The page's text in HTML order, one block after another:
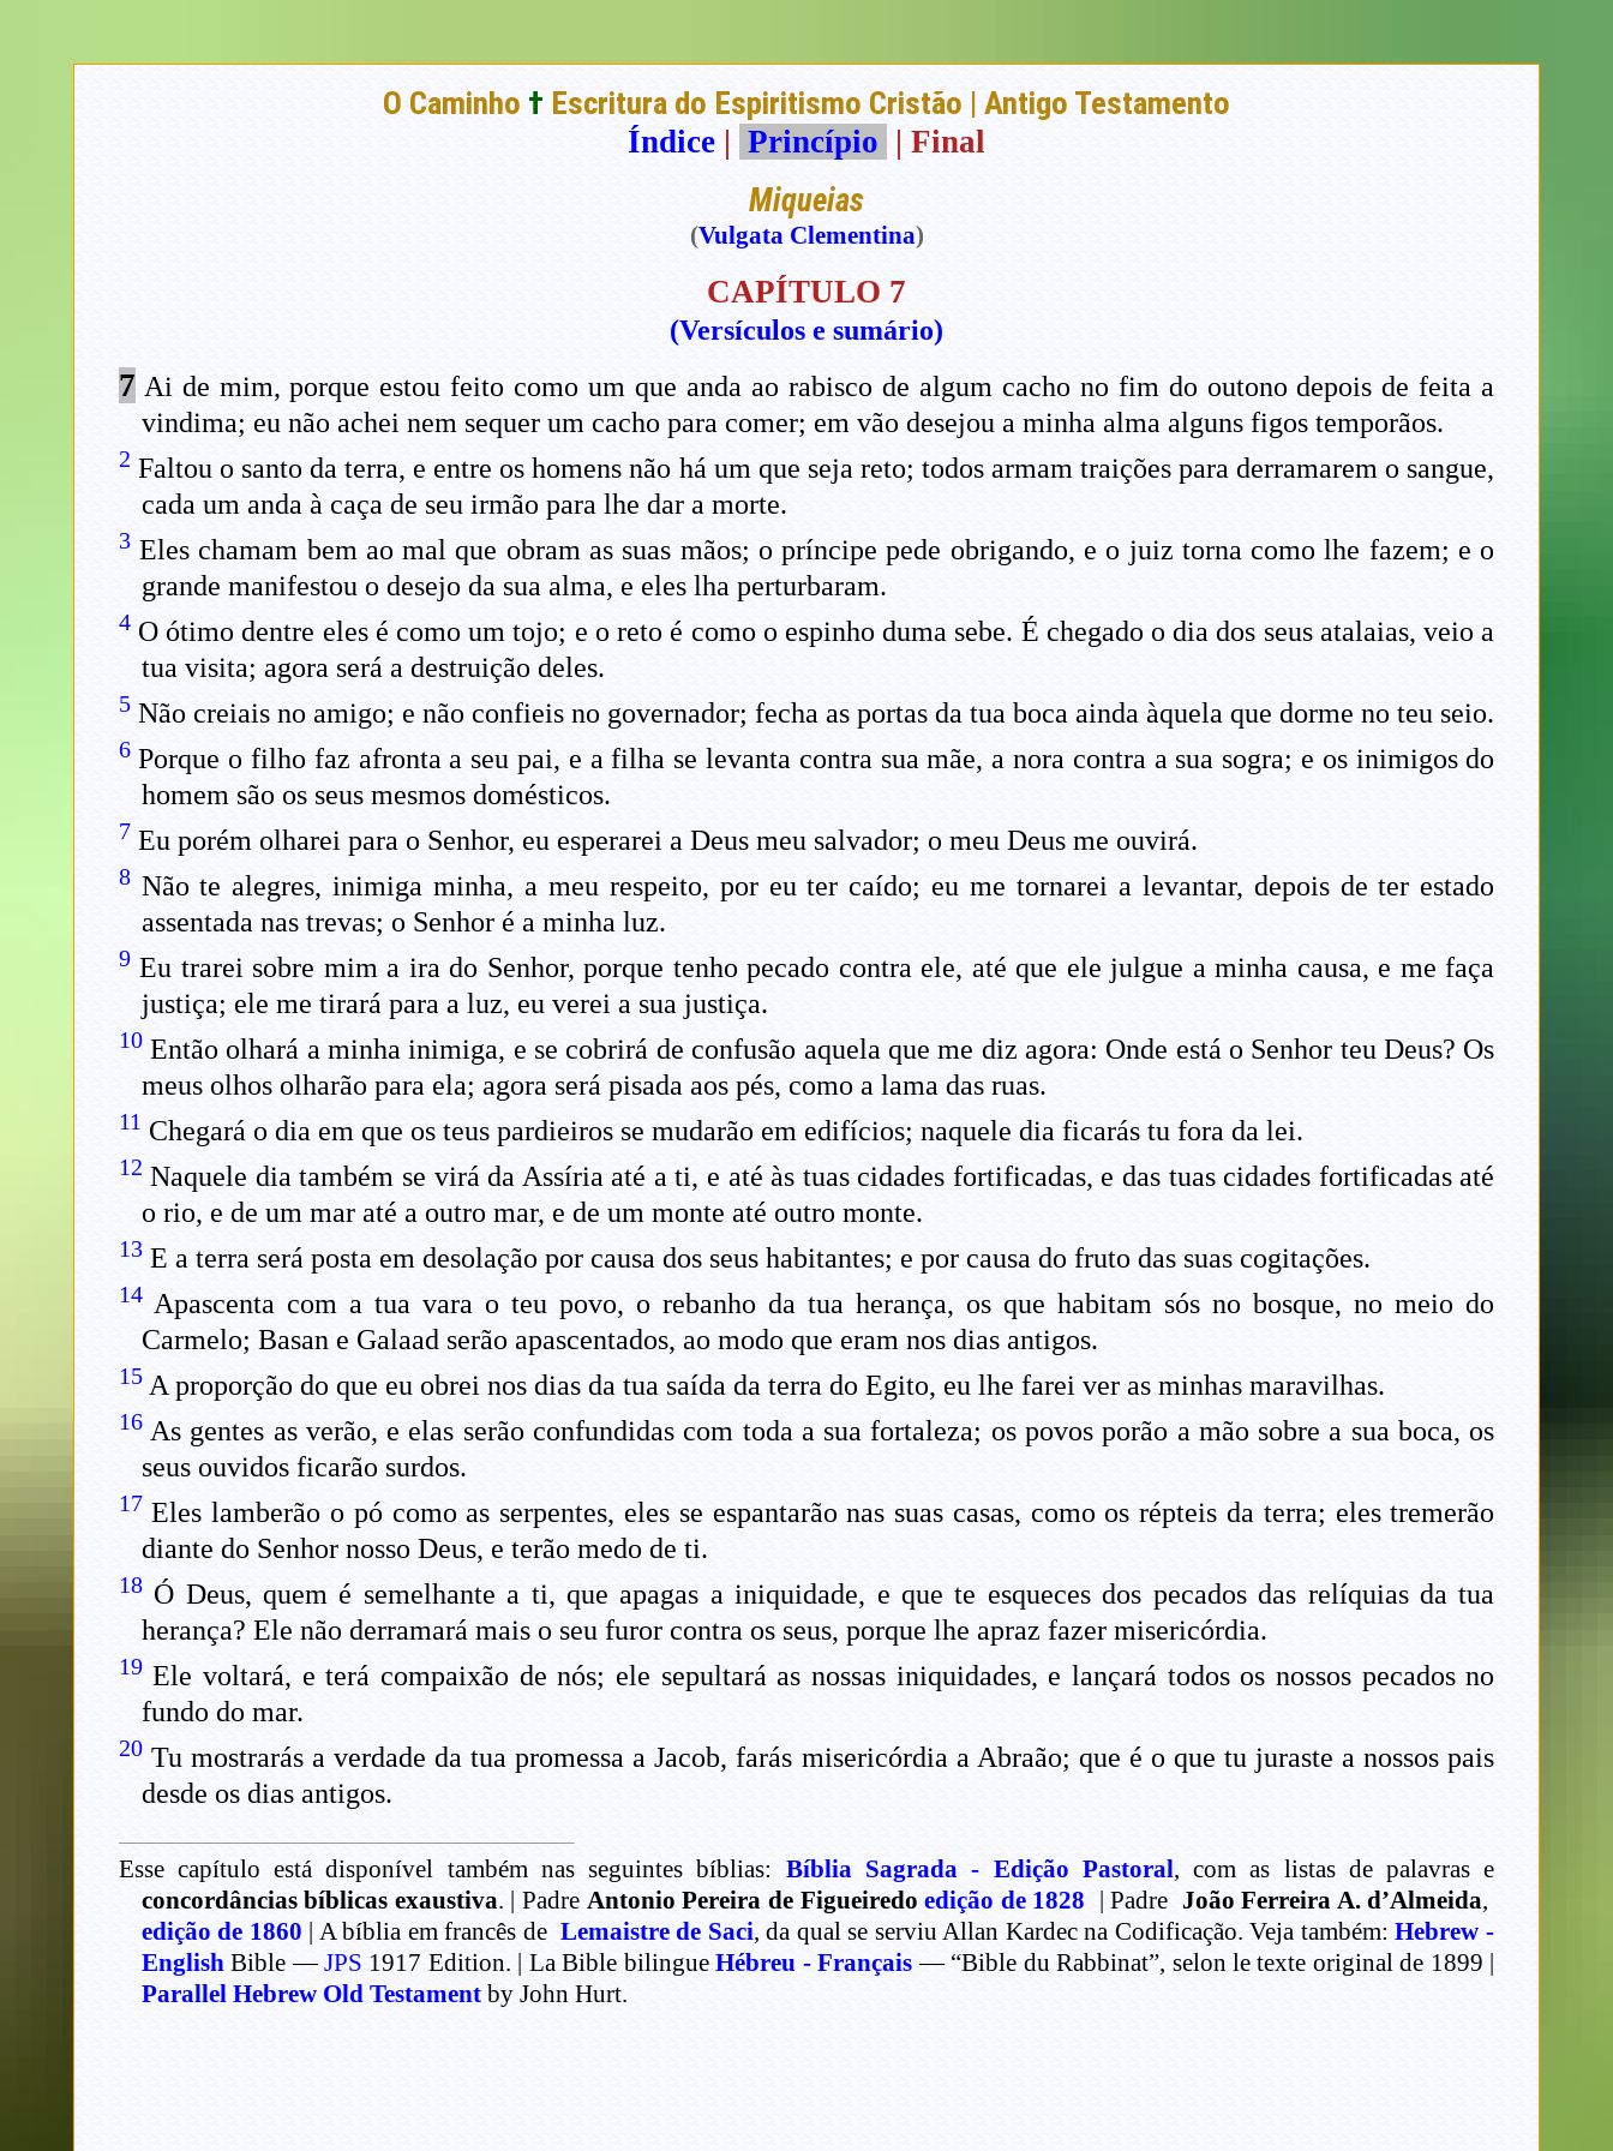
O Caminho † Escritura do Espiritismo Cristão | Antigo Testamento
Índice | Princípio | Final
Miqueias
(Vulgata Clementina)
CAPÍTULO 7
(Versículos e sumário)
7 Ai de mim, porque estou feito como um que anda ao rabisco de algum cacho no fim do outono depois de feita a
vindima; eu não achei nem sequer um cacho para comer; em vão desejou a minha alma alguns figos temporãos.
2 Faltou o santo da terra, e entre os homens não há um que seja reto; todos armam traições para derramarem o sangue,
cada um anda à caça de seu irmão para lhe dar a morte.
3 Eles chamam bem ao mal que obram as suas mãos; o príncipe pede obrigando, e o juiz torna como lhe fazem; e o
grande manifestou o desejo da sua alma, e eles lha perturbaram.
4 O ótimo dentre eles é como um tojo; e o reto é como o espinho duma sebe. É chegado o dia dos seus atalaias, veio a
tua visita; agora será a destruição deles.
5 Não creiais no amigo; e não confieis no governador; fecha as portas da tua boca ainda àquela que dorme no teu seio.
6 Porque o filho faz afronta a seu pai, e a filha se levanta contra sua mãe, a nora contra a sua sogra; e os inimigos do
homem são os seus mesmos domésticos.
7 Eu porém olharei para o Senhor, eu esperarei a Deus meu salvador; o meu Deus me ouvirá.
8 Não te alegres, inimiga minha, a meu respeito, por eu ter caído; eu me tornarei a levantar, depois de ter estado
assentada nas trevas; o Senhor é a minha luz.
9 Eu trarei sobre mim a ira do Senhor, porque tenho pecado contra ele, até que ele julgue a minha causa, e me faça
justiça; ele me tirará para a luz, eu verei a sua justiça.
10 Então olhará a minha inimiga, e se cobrirá de confusão aquela que me diz agora: Onde está o Senhor teu Deus? Os
meus olhos olharão para ela; agora será pisada aos pés, como a lama das ruas.
11 Chegará o dia em que os teus pardieiros se mudarão em edifícios; naquele dia ficarás tu fora da lei.
12 Naquele dia também se virá da Assíria até a ti, e até às tuas cidades fortificadas, e das tuas cidades fortificadas até
o rio, e de um mar até a outro mar, e de um monte até outro monte.
13 E a terra será posta em desolação por causa dos seus habitantes; e por causa do fruto das suas cogitações.
14 Apascenta com a tua vara o teu povo, o rebanho da tua herança, os que habitam sós no bosque, no meio do
Carmelo; Basan e Galaad serão apascentados, ao modo que eram nos dias antigos.
15 A proporção do que eu obrei nos dias da tua saída da terra do Egito, eu lhe farei ver as minhas maravilhas.
16 As gentes as verão, e elas serão confundidas com toda a sua fortaleza; os povos porão a mão sobre a sua boca, os
seus ouvidos ficarão surdos.
17 Eles lamberão o pó como as serpentes, eles se espantarão nas suas casas, como os répteis da terra; eles tremerão
diante do Senhor nosso Deus, e terão medo de ti.
18 Ó Deus, quem é semelhante a ti, que apagas a iniquidade, e que te esqueces dos pecados das relíquias da tua
herança? Ele não derramará mais o seu furor contra os seus, porque lhe apraz fazer misericórdia.
19 Ele voltará, e terá compaixão de nós; ele sepultará as nossas iniquidades, e lançará todos os nossos pecados no
fundo do mar.
20 Tu mostrarás a verdade da tua promessa a Jacob, farás misericórdia a Abraão; que é o que tu juraste a nossos pais
desde os dias antigos.
Esse capítulo está disponível também nas seguintes bíblias: Bíblia Sagrada - Edição Pastoral, com as listas de palavras e
concordâncias bíblicas exaustiva. | Padre Antonio Pereira de Figueiredoedição de 1828 | Padre João Ferreira A. d’Almeida,
edição de 1860 | A bíblia em francês de Lemaistre de Saci, da qual se serviu Allan Kardec na Codificação. Veja também:Hebrew -
English Bible —JPS 1917 Edition. | La Bible bilingueHébreu - Français — “Bible du Rabbinat”, selon le texte original de 1899 |
Parallel Hebrew Old Testament by John Hurt.